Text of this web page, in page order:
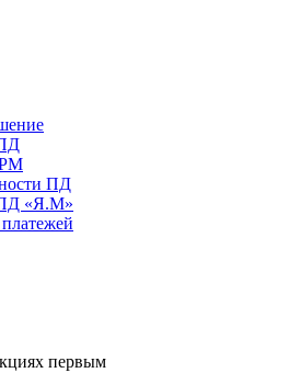
РМ
ПД
ПД «Я.М»
первым